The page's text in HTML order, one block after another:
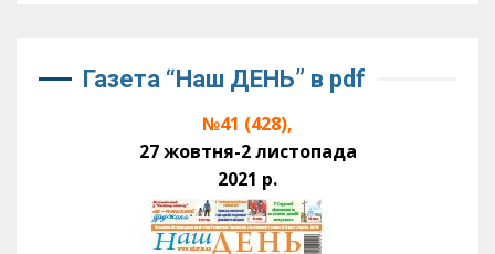
Газета “Наш ДЕНЬ” в pdf
№41 (428),
27 жовтня-2 листопада
2021 р.